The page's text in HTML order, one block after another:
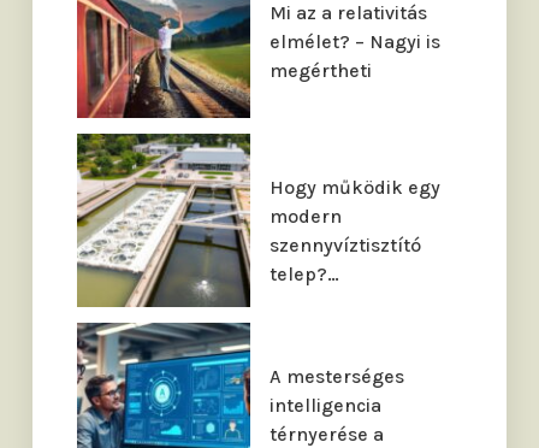
Mi az a relativitás
elmélet? – Nagyi is
megértheti
Hogy működik egy
modern
szennyvíztisztító
telep?…
A mesterséges
intelligencia
térnyerése a